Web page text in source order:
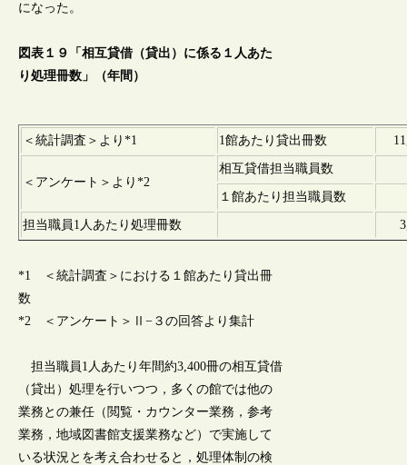
になった。
図表１９「相互貸借（貸出）に係る１人あた
り処理冊数」（年間）
＜統計調査＞より*1 1館あたり貸出冊数
＜アンケート＞より*2
相互貸借担当職員数
１館あたり担当職員数
担当職員1人あたり処理冊数
*1 ＜統計調査＞における１館あたり貸出冊
数
*2 ＜アンケート＞Ⅱ−３の回答より集計
担当職員1人あたり年間約3,400冊の相互貸借
（貸出）処理を行いつつ，多くの館では他の
業務との兼任（閲覧・カウンター業務，参考
業務，地域図書館支援業務など）で実施して
いる状況とを考え合わせると，処理体制の検